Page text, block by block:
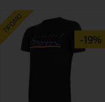
ПРОМО
-19%